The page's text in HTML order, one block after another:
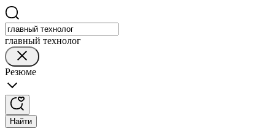
главный технолог
Резюме
Найти